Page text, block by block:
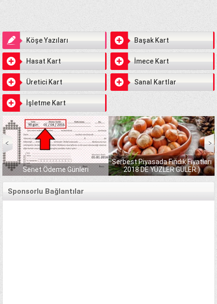
Köşe Yazıları Başak Kart
Hasat Kart İmece Kart
Üretici Kart Sanal Kartlar
İşletme Kart
Senet Ödeme Günleri
Serbest Piyasada Fındık Fiyatları
2018 DE YÜZLER GÜLER:)
Sponsorlu Bağlantılar